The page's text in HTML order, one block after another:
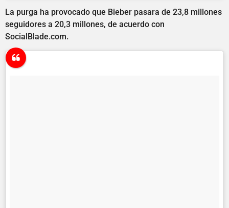
La purga ha provocado que Bieber pasara de 23,8 millones
seguidores a 20,3 millones, de acuerdo con
SocialBlade.com.